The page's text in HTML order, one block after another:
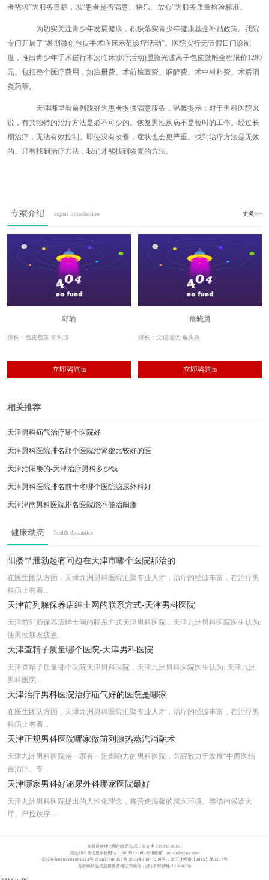
者需求”为服务目标，以“患者是否满意、快乐、放心”为服务质量检验标准。
为切实关注青少年发展健康，积极落实青少年健康基金补贴政策。我院
专门开展了“暑期微创包皮手术临床示范诊疗活动”。医院实行无节假日门诊制
度，推出青少年手术进行本次临床诊疗活动)显微光波离子包皮微雕全程限价1280
元。包括整个医疗费用，如注册费、术前检查费、麻醉费、术中材料费、术后消
炎药等。
天津哪里看前列腺好为患者提供满意服务，温馨提示：对于男科医院来
说，有其独特的治疗方法是必不可少的。恢复男性疾病不是暂时的工作。经过长
期治疗，无法有效控制。即使没有改善，症状也会更严重。找到治疗方法是无效
的。只有找到治疗方法，我们才能找到恢复的方法。
专家介绍 expert introduction 更多>>
邱瑜
擅长：包皮包茎 前列腺
立即咨询ta
詹晓勇
擅长：尖锐湿疣 龟头炎
立即咨询ta
相关推荐
天津男科疝气治疗哪个医院好
天津男科医院排名那个医院治肾虚比较好的医
天津治阳痿的-天津治疗男科多少钱
天津男科医院排名前十名哪个医院泌尿外科好
天津津南男科医院排名医院能不能治阳痿
天津哪家医院看男科厉害文明行医群众满意
天津治疗男科一般花费多少钱亲诊寻找病因
天津哪家医院做疝气好亲诊寻找病因
健康动态 health dynamics
阳痿早泄勃起有问题在天津市哪个医院那治的
在医生团队方面，天津九洲男科医院汇聚专业人才，治疗的经验丰富，在治疗男
科病上有着...
天津前列腺保养店绅士网的联系方式-天津男科医院
天津前列腺保养店绅士网的联系方式天津男科医院，天津九洲男科医院医生认为:
使男性朋友疲惫...
天津查精子质量哪个医院-天津男科医院
天津查精子质量哪个医院天津男科医院，天津九洲男科医院医生认为: 天津九洲
男科医院...
天津治疗男科医院治疗疝气好的医院是哪家
在医生团队方面，天津九洲男科医院汇聚专业人才，治疗的经验丰富，在治疗男
科病上有着...
天津正规男科医院哪家做前列腺热蒸汽消融术
天津九洲男科医院是一家有一定影响力的男科医院，医院致力于发展“中西医结
合治疗、专...
天津哪家男科好泌尿外科哪家医院最好
天津九洲男科医院提出的人性化理念，将营造温馨的就医环境、整洁的候诊大
厅、严控秩序...
专题运营绅士网的联系方式：张先生 15909318050
违法和不良信息举报电话：4008591200 举报邮箱： tousu@xywy.com
京公安备0101101081513号 京icp证080257号 京icp备10047209号-1 京卫计网审【2015】第0237号
互联网药品信息服务资格证书编号：(京)-非经营性-2018-0306